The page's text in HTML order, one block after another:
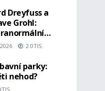
Dreyfuss a
Grohl:
2.0TIS
parky:
nehod?